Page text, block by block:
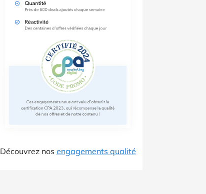
Découvrez nos engagements qualité